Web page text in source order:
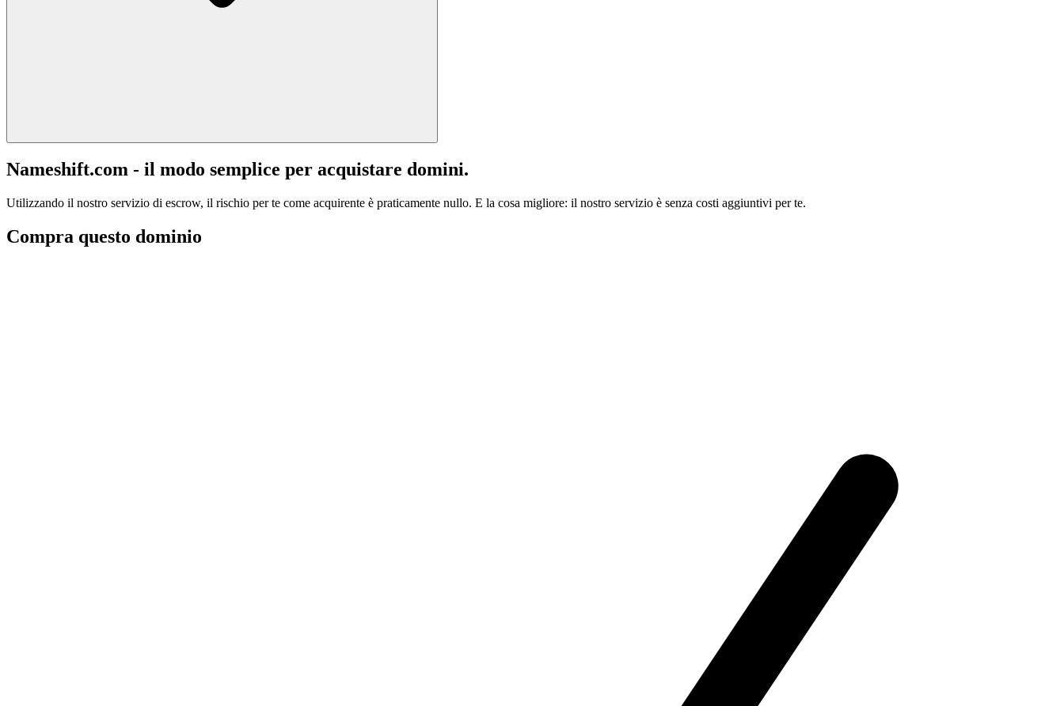
Nameshift.com - il modo semplice per acquistare domini.
Utilizzando il nostro servizio di escrow, il rischio per te come acquirente è praticamente nullo. E la cosa migliore: il nostro servizio è senza costi aggiuntivi per te.
Compra questo dominio